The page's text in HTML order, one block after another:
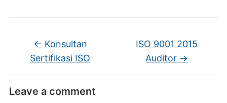
← Konsultan
Sertifikasi ISO
ISO 9001 2015
Auditor →
Leave a comment